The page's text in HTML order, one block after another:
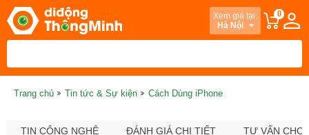
Xem giá tại:
Hà Nội
0
Trang chủ Tin tức & Sự kiện Cách Dùng iPhone
TIN CÔNG NGHỆ ĐÁNH GIÁ CHI TIẾT TƯ VẤN